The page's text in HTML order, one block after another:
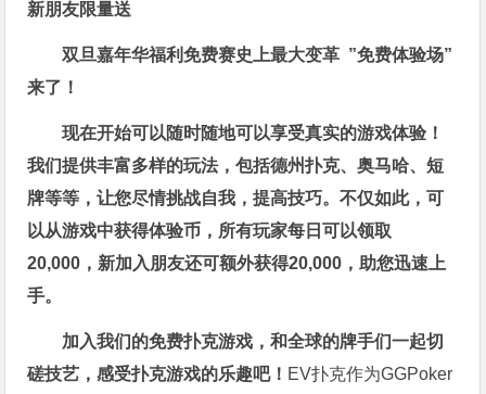
新朋友限量送
双旦嘉年华福利免费赛史上最大变革 ”免费体验场”
来了！
现在开始可以随时随地可以享受真实的游戏体验！
我们提供丰富多样的玩法，包括德州扑克、奥马哈、短
牌等等，让您尽情挑战自我，提高技巧。不仅如此，可
以从游戏中获得体验币，所有玩家每日可以领取
20,000，新加入朋友还可额外获得20,000，助您迅速上
手。
加入我们的免费扑克游戏，和全球的牌手们一起切
磋技艺，感受扑克游戏的乐趣吧！ EV扑克作为GGPoker